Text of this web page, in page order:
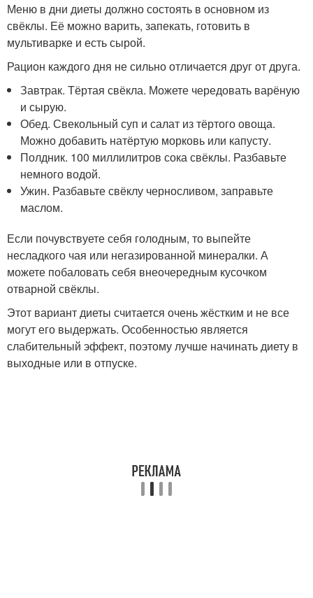
Меню в дни диеты должно состоять в основном из
свёклы. Её можно варить, запекать, готовить в
мультиварке и есть сырой.
Рацион каждого дня не сильно отличается друг от друга.
Завтрак. Тёртая свёкла. Можете чередовать варёную
и сырую.
Обед. Свекольный суп и салат из тёртого овоща.
Можно добавить натёртую морковь или капусту.
Полдник. 100 миллилитров сока свёклы. Разбавьте
немного водой.
Ужин. Разбавьте свёклу черносливом, заправьте
маслом.
Если почувствуете себя голодным, то выпейте
несладкого чая или негазированной минералки. А
можете побаловать себя внеочередным кусочком
отварной свёклы.
Этот вариант диеты считается очень жёстким и не все
могут его выдержать. Особенностью является
слабительный эффект, поэтому лучше начинать диету в
выходные или в отпуске.